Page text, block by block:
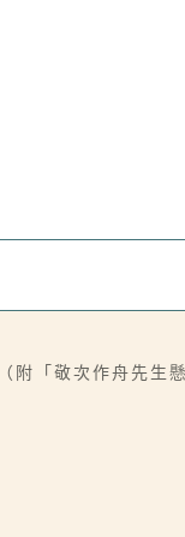
附「敬次作舟先生